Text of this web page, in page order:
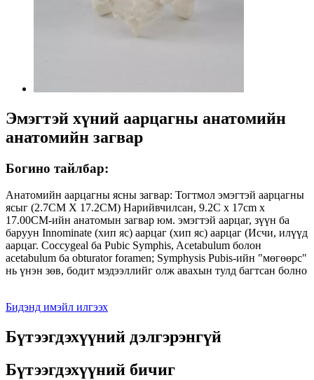
Эмэгтэй хүний ​​аарцагны анатомийн
анатомийн загвар
Богино тайлбар:
Анатомийн аарцагны ясны загвар: Тогтмол эмэгтэй аарцагны
ясыг (2.7CM X 17.2CM) Нарийвчилсан, 9.2C x 17cm x
17.00CM-ийн анатомын загвар юм. эмэгтэй аарцаг, зүүн ба
баруун Innominate (хип яс) аарцаг (хип яс) аарцаг (Исчи, илүүд
аарцаг. Coccygeal ба Pubic Symphis, Acetabulum болон
acetabulum ба obturator foramen; Symphysis Pubis-ийн "мөгөөрс"
нь үнэн зөв, бодит мэдээллийг олж авахын тулд багтсан болно
Бидэнд имэйл илгээх
Бүтээгдэхүүний дэлгэрэнгүй
Бүтээгдэхүүний бичиг